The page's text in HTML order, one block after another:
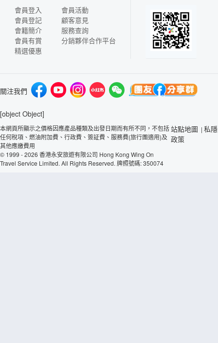
會員登入
會員登記
會籍簡介
會員有賞
精選優惠
會員活動
顧客意見
服務查詢
分銷夥伴合作平台
關注我們
[object Object]
本網頁所顯示之價格因應產品種類及出發日期而有所不同，不包括
任何稅項、燃油附加費、行政費、簽証費、服務費(旅行團適用)及
其他應繳費用
© 1999 - 2026 香港永安旅遊有限公司 Hong Kong Wing On
Travel Service Limited. All Rights Reserved. 牌照號碼: 350074
站點地圖 | 私隱
政策